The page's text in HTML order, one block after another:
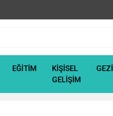
EĞİTİM
KİŞİSEL
GELİŞİM
GEZİ